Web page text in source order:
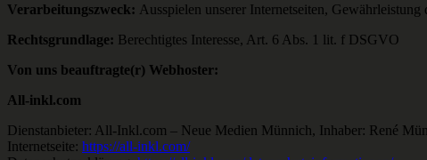
Verarbeitungszweck: Ausspielen unserer Internetseiten, Gewährleistung
Rechtsgrundlage: Berechtigtes Interesse, Art. 6 Abs. 1 lit. f DSGVO
Von uns beauftragte(r) Webhoster:
All-inkl.com
Dienstanbieter: All-Inkl.com – Neue Medien Münnich, Inhaber: René
Internetseite: https://all-inkl.com/